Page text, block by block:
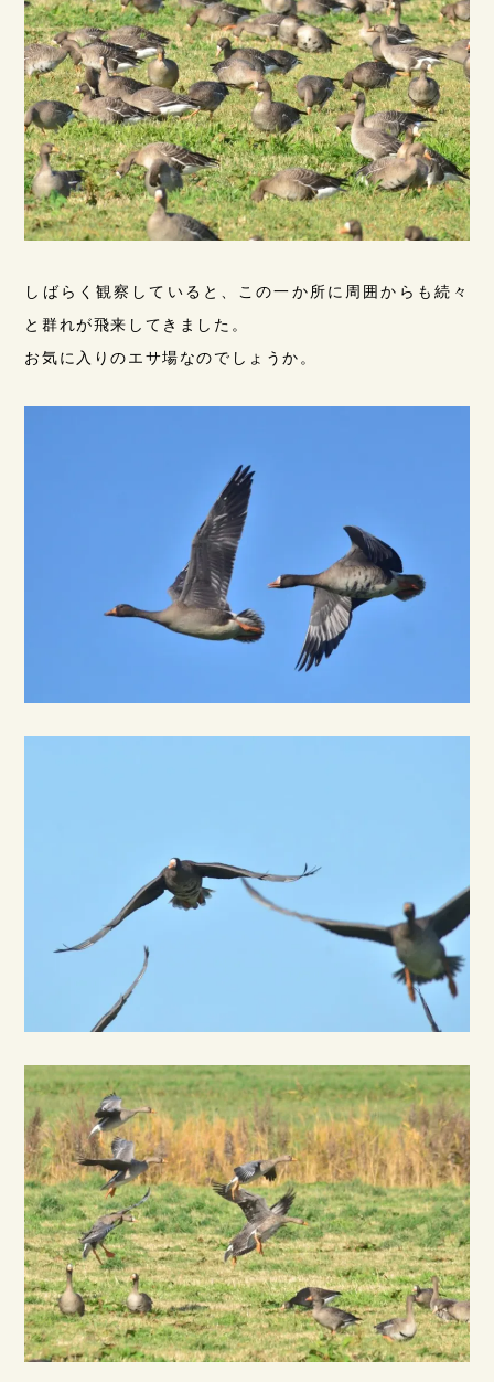
しばらく観察していると、この一か所に周囲からも続々
と群れが飛来してきました。
お気に入りのエサ場なのでしょうか。